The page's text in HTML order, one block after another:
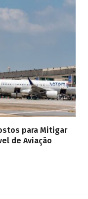
para Mitigar
de Aviação